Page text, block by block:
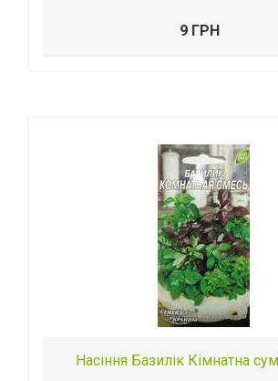
9 ГРН
Насіння Базилік Кімнатна